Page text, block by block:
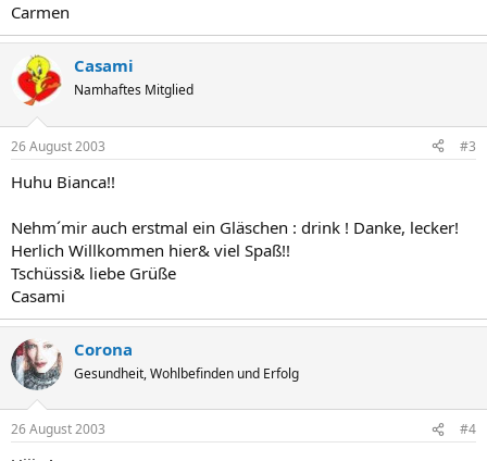
Carmen
Casami
Namhaftes Mitglied
26 August 2003 #3
Huhu Bianca!!
Nehm´mir auch erstmal ein Gläschen : drink ! Danke, lecker!
Herlich Willkommen hier& viel Spaß!!
Tschüssi& liebe Grüße
Casami
Corona
Gesundheit, Wohlbefinden und Erfolg
26 August 2003 #4